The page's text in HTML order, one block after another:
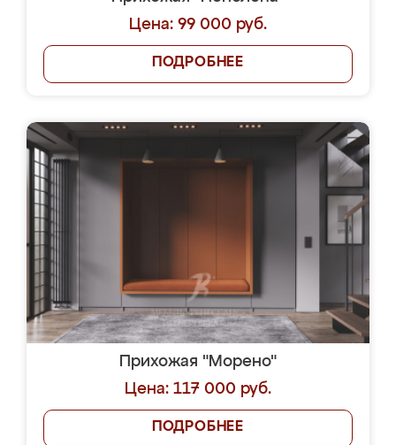
Цена: 99 000 руб.
ПОДРОБНЕЕ
Прихожая "Морено"
Цена: 117 000 руб.
ПОДРОБНЕЕ